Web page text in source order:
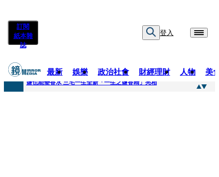
訂閱
紙本雜
誌
登入
最新 娛樂 政治社會 財經理財 人物 美
快訊
鹽也能變香水 三宅一生全新「一生之鹽香精」亮相